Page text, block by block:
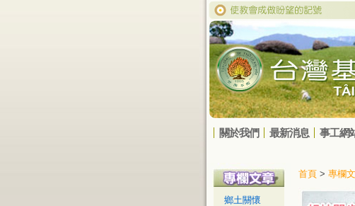
關於我們 最新消息 事工網
鄉土關懷
首頁 > 專欄